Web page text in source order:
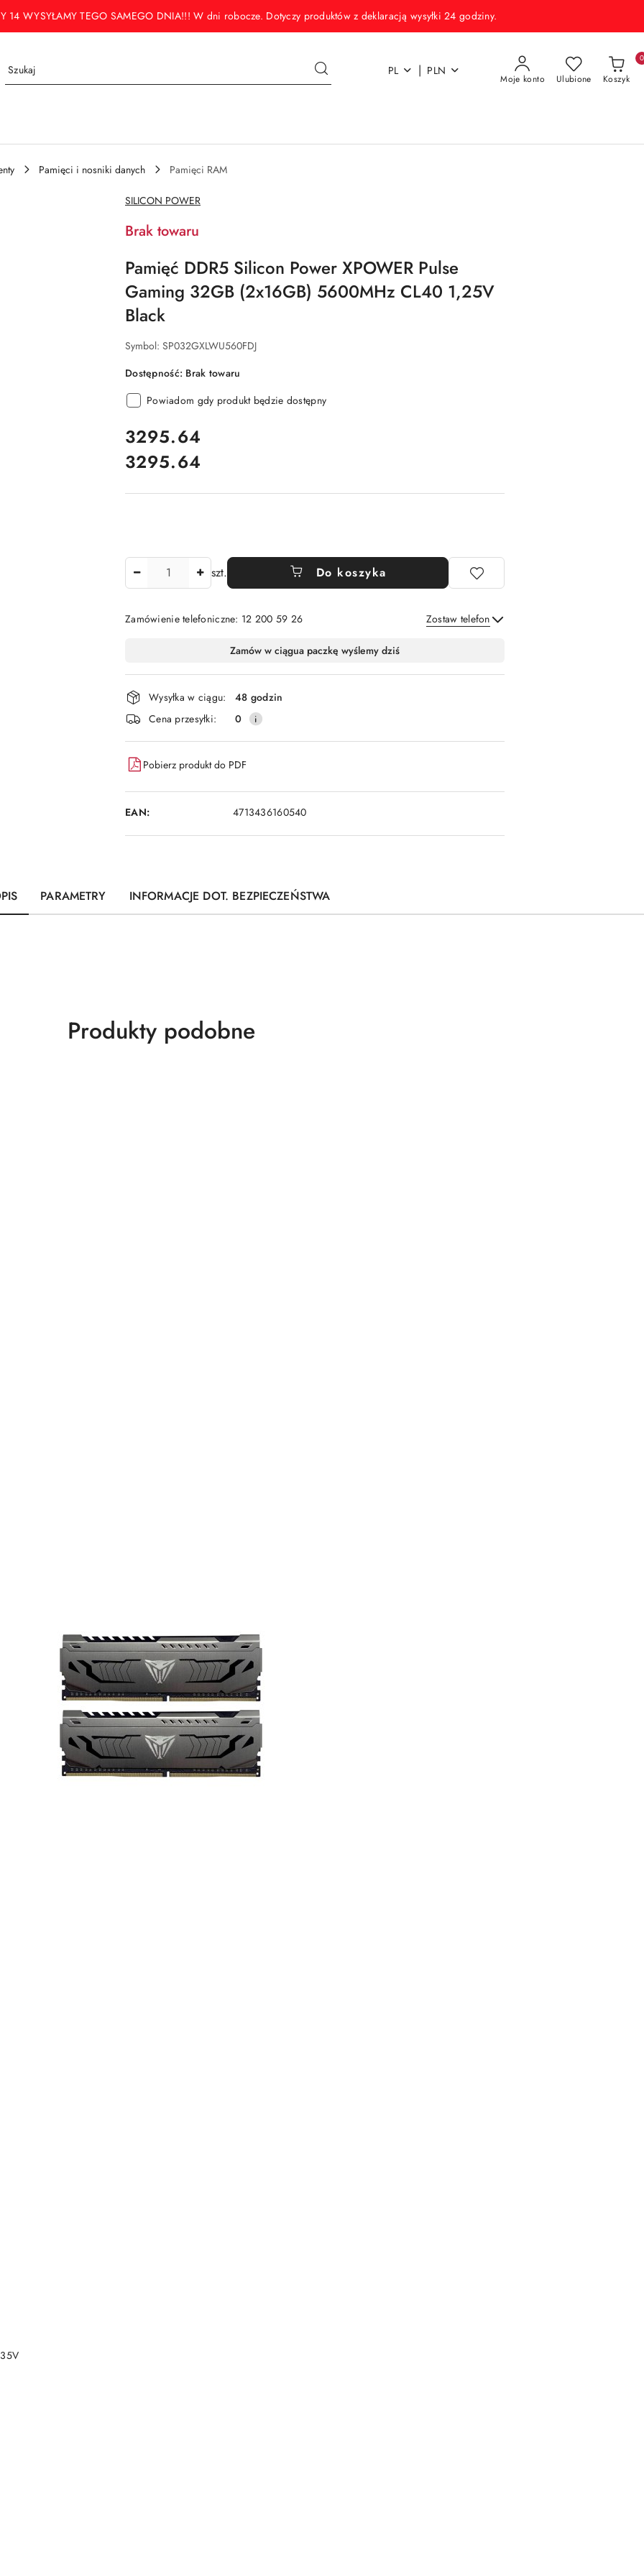
14 WYSYŁAMY TEGO SAMEGO DNIA!!! W dni robocze. Dotyczy produktów z deklaracją wysyłki 24 godziny.
PL | PLN
Moje konto Ulubione Koszyk
0
Pamięci i nosniki danych
Pamięci RAM
NAZWA
PRODUCENTA:
SILICON POWER
Brak towaru
Pamięć DDR5 Silicon Power XPOWER Pulse
Gaming 32GB (2x16GB) 5600MHz CL40 1,25V
Black
Symbol: SP032GXLWU560FDJ
Dostępność: Brak towaru
Powiadom gdy produkt będzie dostępny
cena:
3295.64
Cena:
3295.64
szt. Do koszyka
Zamówienie telefoniczne: 12 200 59 26 Zostaw telefon
i
dostawa
Zamów w ciągua paczkę wyślemy dziś
Wysyłka w ciągu:
48 godzin
Cena przesyłki:
0
Pobierz produkt do PDF
EAN: 4713436160540
PARAMETRY INFORMACJE DOT. BEZPIECZEŃSTWA
Produkty
Produkty podobne